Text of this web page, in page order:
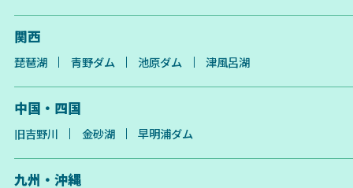
関西
琵琶湖 青野ダム 池原ダム 津風呂湖
中国・四国
旧吉野川 金砂湖 早明浦ダム
九州・沖縄